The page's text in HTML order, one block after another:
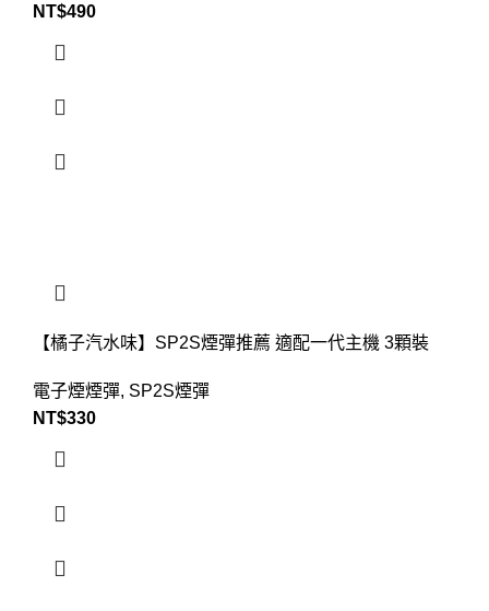
NT$490
【橘子汽水味】SP2S煙彈推薦 適配一代主機 3顆裝
電子煙煙彈, SP2S煙彈
NT$330